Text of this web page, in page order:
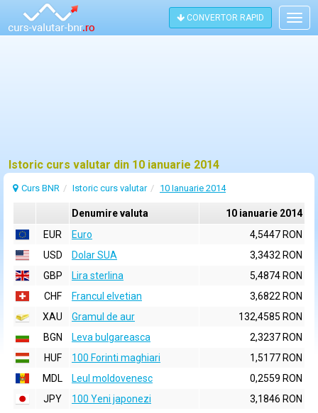
CONVERTOR RAPID
Istoric curs valutar din 10 ianuarie 2014
Curs BNR Istoric curs valutar 10 Ianuarie 2014
Denumire valuta
10 ianuarie 2014
EUR
Euro
4,5447 RON
USD
Dolar SUA
3,3432 RON
GBP
Lira sterlina
5,4874 RON
CHF
Francul elvetian
3,6822 RON
XAU
Gramul de aur
132,4585 RON
BGN
Leva bulgareasca
2,3237 RON
HUF
100 Forinti maghiari
1,5177 RON
MDL
Leul moldovenesc
0,2559 RON
JPY
100 Yeni japonezi
3,1846 RON